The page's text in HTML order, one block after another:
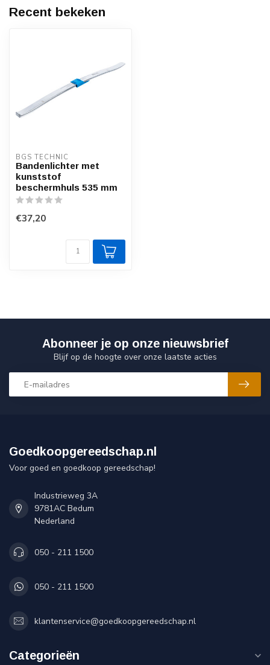
Recent bekeken
BGS TECHNIC
Bandenlichter met
kunststof
beschermhuls 535 mm
€37,20
Abonneer je op onze nieuwsbrief
Blijf op de hoogte over onze laatste acties
Goedkoopgereedschap.nl
Voor goed en goedkoop gereedschap!
Industrieweg 3A
9781AC Bedum
Nederland
050 - 211 1500
050 - 211 1500
klantenservice@goedkoopgereedschap.nl
Categorieën